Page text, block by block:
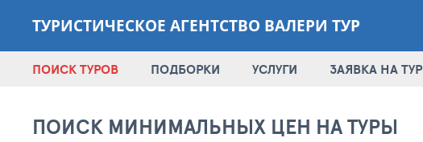
ТУРИСТИЧЕСКОЕ АГЕНТСТВО ВАЛЕРИ ТУР
ПОИСК ТУРОВ ПОДБОРКИ УСЛУГИ ЗАЯВКА НА ТУР
ПОИСК МИНИМАЛЬНЫХ ЦЕН НА ТУРЫ